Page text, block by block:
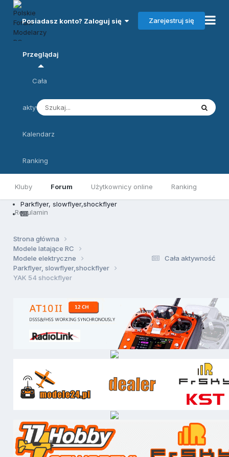
Posiadasz konto? Zaloguj się Zarejestruj się
Przeglądaj
Kluby Forum Użytkownicy online Ranking
Regulamin
Cała
aktywność
Kalendarz
Ranking
Parkflyer, slowflyer,shockflyer
Cała aktywność
Strona główna
Modele latające RC
Modele elektryczne
Parkflyer, slowflyer,shockflyer
YAK 54 shockflyer